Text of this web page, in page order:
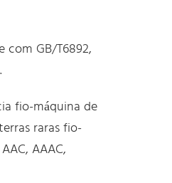
com GB/T6892,
fio-máquina de
raras fio-
AAAC,